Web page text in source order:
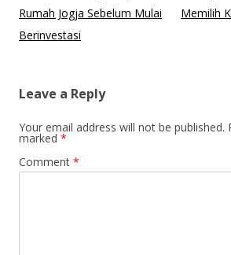
navigation
Rumah Jogja Sebelum Mulai
Berinvestasi
Memilih
Leave a Reply
Your email address will not be published.
marked *
Comment *